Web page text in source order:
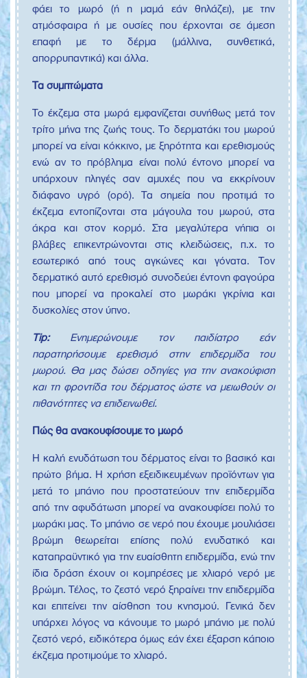
φάει το μωρό (ή η μαμά εάν θηλάζει), με την
ατμόσφαιρα ή με ουσίες που έρχονται σε άμεση
επαφή με το δέρμα (μάλλινα, συνθετικά,
απορρυπαντικά) και άλλα.
Τα συμπτώματα
Το έκζεμα στα μωρά εμφανίζεται συνήθως μετά τον
τρίτο μήνα της ζωής τους. Το δερματάκι του μωρού
μπορεί να είναι κόκκινο, με ξηρότητα και ερεθισμούς
ενώ αν το πρόβλημα είναι πολύ έντονο μπορεί να
υπάρχουν πληγές σαν αμυχές που να εκκρίνουν
διάφανο υγρό (ορό). Τα σημεία που προτιμά το
έκζεμα εντοπίζονται στα μάγουλα του μωρού, στα
άκρα και στον κορμό. Στα μεγαλύτερα νήπια οι
βλάβες επικεντρώνονται στις κλειδώσεις, π.χ. το
εσωτερικό από τους αγκώνες και γόνατα. Τον
δερματικό αυτό ερεθισμό συνοδεύει έντονη φαγούρα
που μπορεί να προκαλεί στο μωράκι γκρίνια και
δυσκολίες στον ύπνο.
Tip:Ενημερώνουμε τον παιδίατρο εάν
παρατηρήσουμε ερεθισμό στην επιδερμίδα του
μωρού. Θα μας δώσει οδηγίες για την ανακούφιση
και τη φροντίδα του δέρματος ώστε να μειωθούν οι
πιθανότητες να επιδεινωθεί.
Πώς θα ανακουφίσουμε το μωρό
Η καλή ενυδάτωση του δέρματος είναι το βασικό και
πρώτο βήμα. Η χρήση εξειδικευμένων προϊόντων για
μετά το μπάνιο που προστατεύουν την επιδερμίδα
από την αφυδάτωση μπορεί να ανακουφίσει πολύ το
μωράκι μας. Το μπάνιο σε νερό που έχουμε μουλιάσει
βρώμη θεωρείται επίσης πολύ ενυδατικό και
καταπραϋντικό για την ευαίσθητη επιδερμίδα, ενώ την
ίδια δράση έχουν οι κομπρέσες με χλιαρό νερό με
βρώμη. Τέλος, το ζεστό νερό ξηραίνει την επιδερμίδα
και επιτείνει την αίσθηση του κνησμού. Γενικά δεν
υπάρχει λόγος να κάνουμε το μωρό μπάνιο με πολύ
ζεστό νερό, ειδικότερα όμως εάν έχει έξαρση κάποιο
έκζεμα προτιμούμε το χλιαρό.